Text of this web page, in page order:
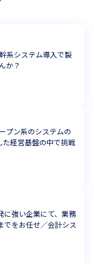
系システム導入で製
か？
プン系のシステムの
経営基盤の中で挑戦
に強い企業にて、業務
でをお任せ／会計シス